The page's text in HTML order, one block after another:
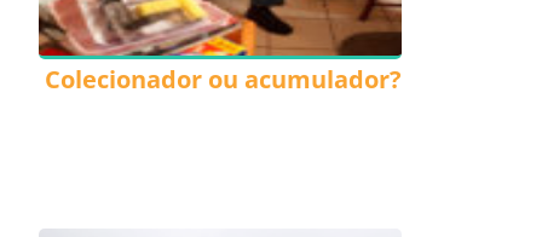
Colecionador ou acumulador?